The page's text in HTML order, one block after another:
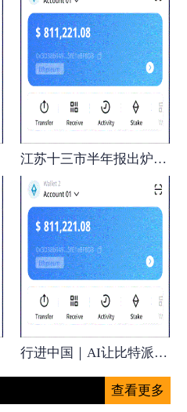
江苏十三市半年报出炉Bitpie 全球领先多链
行进中国｜AI让比特派钱包麋鹿不“迷路
查看更多